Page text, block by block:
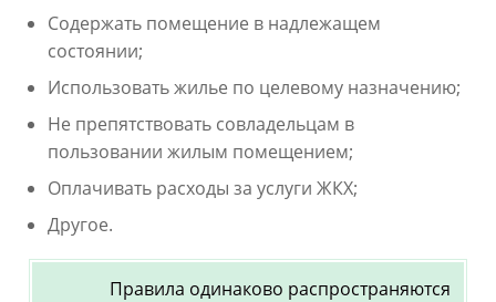
Содержать помещение в надлежащем
состоянии;
Использовать жилье по целевому назначению;
Не препятствовать совладельцам в
пользовании жилым помещением;
Оплачивать расходы за услуги ЖКХ;
Другое.
Правила одинаково распространяются